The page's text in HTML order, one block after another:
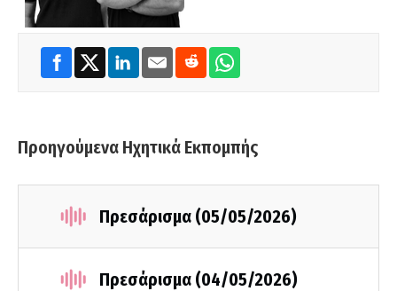
Προηγούμενα Ηχητικά Εκπομπής
Πρεσάρισμα (05/05/2026)
Πρεσάρισμα (04/05/2026)